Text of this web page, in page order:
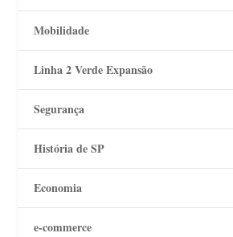
Mobilidade
Linha 2 Verde Expansão
Segurança
História de SP
Economia
e-commerce